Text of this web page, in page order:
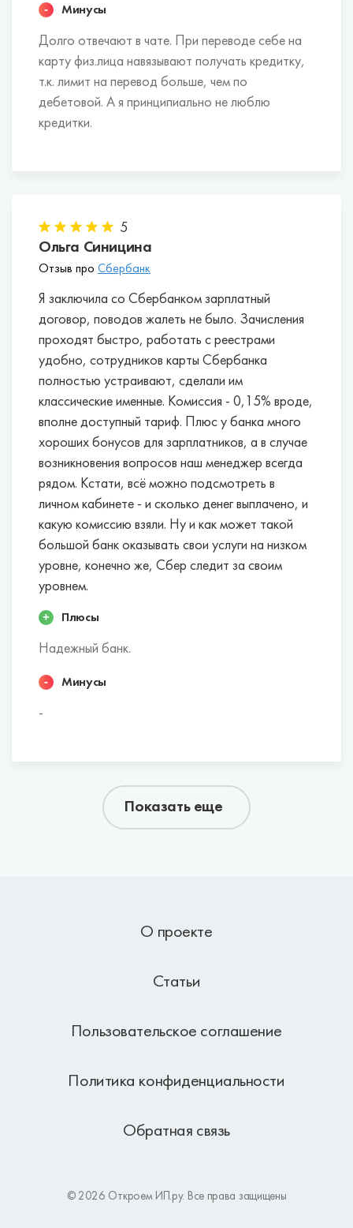
Минусы
Долго отвечают в чате. При переводе себе на
карту физ.лица навязывают получать кредитку,
т.к. лимит на перевод больше, чем по
дебетовой. А я принципиально не люблю
кредитки.
5
Ольга Синицина
Отзыв про Сбербанк
Я заключила со Сбербанком зарплатный
договор, поводов жалеть не было. Зачисления
проходят быстро, работать с реестрами
удобно, сотрудников карты Сбербанка
полностью устраивают, сделали им
классические именные. Комиссия - 0,15% вроде,
вполне доступный тариф. Плюс у банка много
хороших бонусов для зарплатников, а в случае
возникновения вопросов наш менеджер всегда
рядом. Кстати, всё можно подсмотреть в
личном кабинете - и сколько денег выплачено, и
какую комиссию взяли. Ну и как может такой
большой банк оказывать свои услуги на низком
уровне, конечно же, Сбер следит за своим
уровнем.
Плюсы
Надежный банк.
Минусы
-
Показать еще
О проекте
Статьи
Пользовательское соглашение
Политика конфиденциальности
Обратная связь
© 2026 Откроем ИП.ру. Все права защищены